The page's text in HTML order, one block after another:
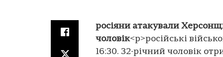
росіяни атакували
чоловік<p>російські
16:30. 32-річний чоловік